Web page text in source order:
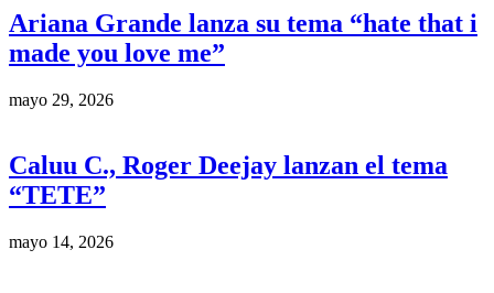
Ariana Grande lanza su tema “hate that i
made you love me”
mayo 29, 2026
Caluu C., Roger Deejay lanzan el tema
“TETE”
mayo 14, 2026